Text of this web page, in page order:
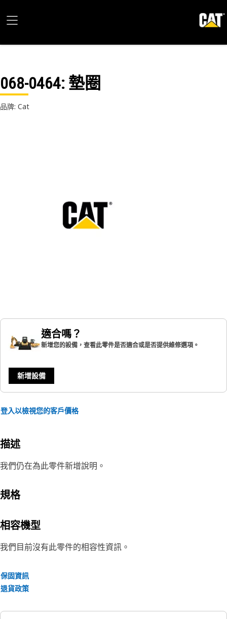
068-0464: 墊圈
品牌: Cat
適合嗎？
新增您的設備，查看此零件是否適合或是否提供維修選項。
新增設備
登入以檢視您的客戶價格
描述
我們仍在為此零件新增說明。
規格
相容機型
我們目前沒有此零件的相容性資訊。
保固資訊
退貨政策